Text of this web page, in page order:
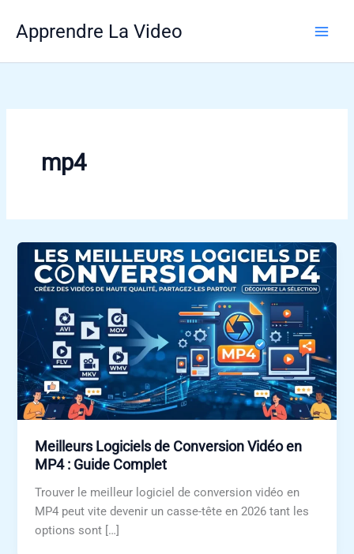
contenu
Apprendre La Video
mp4
Meilleurs Logiciels de Conversion Vidéo en
MP4 : Guide Complet
Trouver le meilleur logiciel de conversion vidéo en
MP4 peut vite devenir un casse-tête en 2026 tant les
options sont […]